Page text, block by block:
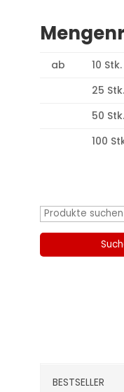
ab 10 Stk.
25 Stk.
50 Stk.
100
Suchen
BESTSELLER